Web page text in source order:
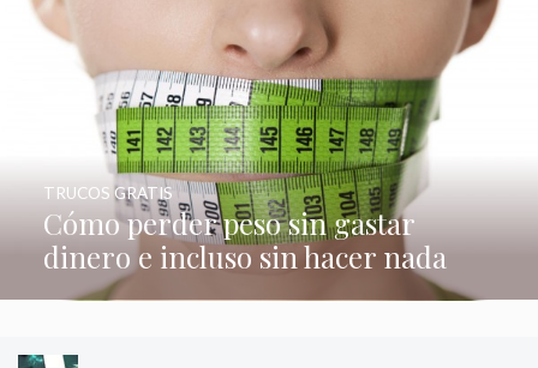
Cómo perder peso sin gastar
dinero e incluso sin hacer nada
TRUCOS GRATIS